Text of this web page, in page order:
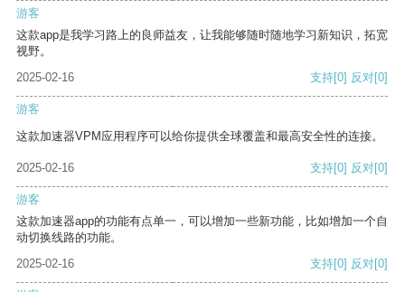
游客
这款app是我学习路上的良师益友，让我能够随时随地学习新知识，拓宽
视野。
2025-02-16
支持[0] 反对[0]
游客
这款加速器VPM应用程序可以给你提供全球覆盖和最高安全性的连接。
2025-02-16 支持[0] 反对[0]
游客
这款加速器app的功能有点单一，可以增加一些新功能，比如增加一个自
动切换线路的功能。
2025-02-16
支持[0] 反对[0]